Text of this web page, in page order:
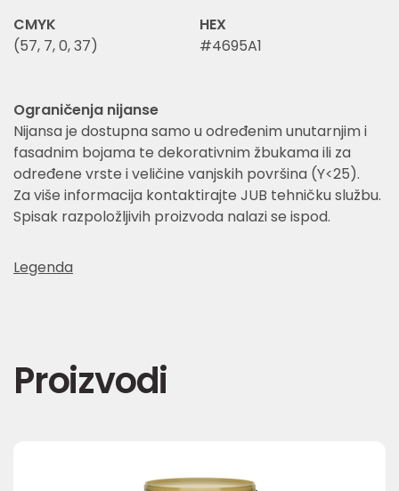
CMYK
(57, 7, 0, 37)
HEX
#4695A1
Ograničenja nijanse
Nijansa je dostupna samo u određenim unutarnjim i
fasadnim bojama te dekorativnim žbukama ili za
određene vrste i veličine vanjskih površina (Y<25).
Za više informacija kontaktirajte JUB tehničku službu.
Spisak razpoložljivih proizvoda nalazi se ispod.
Legenda
Proizvodi